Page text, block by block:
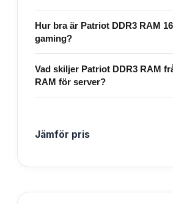
Hur bra är Patriot DDR3 RAM
gaming?
Vad skiljer Patriot DDR3 RAM
RAM för server?
Jämför pris